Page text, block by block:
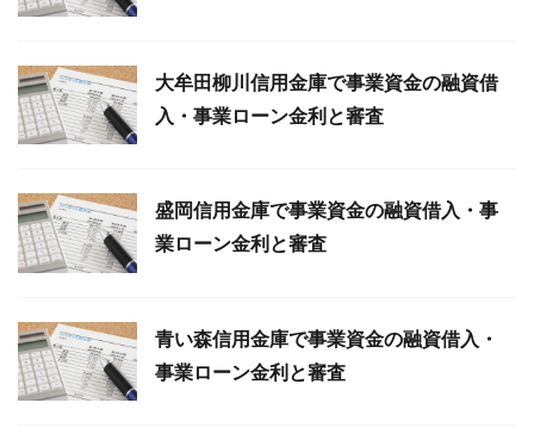
大牟田柳川信用金庫で事業資金の融資借
入・事業ローン金利と審査
盛岡信用金庫で事業資金の融資借入・事
業ローン金利と審査
青い森信用金庫で事業資金の融資借入・
事業ローン金利と審査